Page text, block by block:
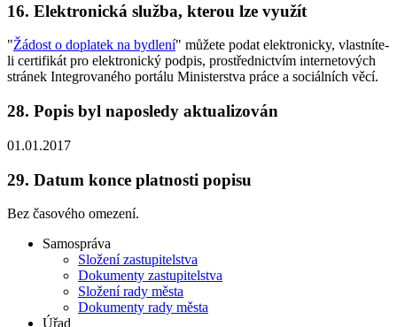
16. Elektronická služba, kterou lze využít
"Žádost o doplatek na bydlení" můžete podat elektronicky, vlastníte-
li certifikát pro elektronický podpis, prostřednictvím internetových
stránek Integrovaného portálu Ministerstva práce a sociálních věcí.
28. Popis byl naposledy aktualizován
01.01.2017
29. Datum konce platnosti popisu
Bez časového omezení.
Samospráva
Složení zastupitelstva
Dokumenty zastupitelstva
Složení rady města
Dokumenty rady města
Úřad